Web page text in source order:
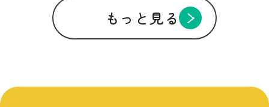
もっと見る